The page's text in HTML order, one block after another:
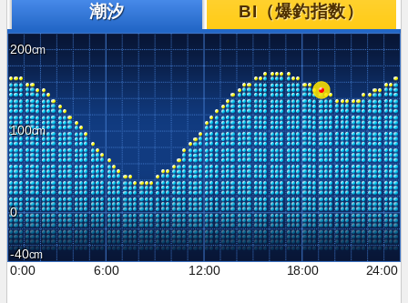
潮汐 BI（爆釣指数）
200
100
0
-40
0:00
6:00 12:00 18:00 24:00